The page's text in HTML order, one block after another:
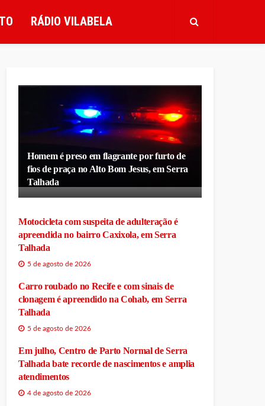
RÁDIO VILABELA
Homem é preso em flagrante por furto de
fios de praça no Alto Bom Jesus, em Serra
Talhada
Motocicleta com suspeita de adulteração é
apreendida no bairro Caxixola, em Serra
Talhada
5 de agosto de 2026
Carro roubado no Recife e com sinais de
clonagem é apreendido na Cohab, em Serra
Talhada
5 de agosto de 2026
Em julho, Centro de Parto Normal de Serra
Talhada bate recorde de nascimentos e amplia
atendimentos
4 de agosto de 2026